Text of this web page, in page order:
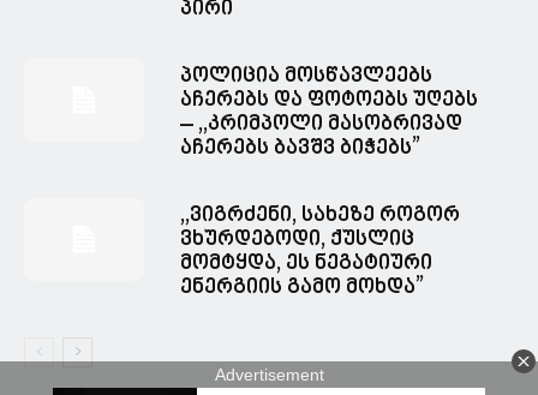
პირი
პოლიცია მოსწავლეებს
აჩერებს და ფოტოებს უღებს
– ,,კრიმპოლი მასობრივად
აჩერებს ბავშვ ბიჭებს”
,,ვიგრძენი, სახეზე როგორ
ვხურდებოდი, ქუსლიც
მომტყდა, ეს ნეგატიური
ენერგიის გამო მოხდა”